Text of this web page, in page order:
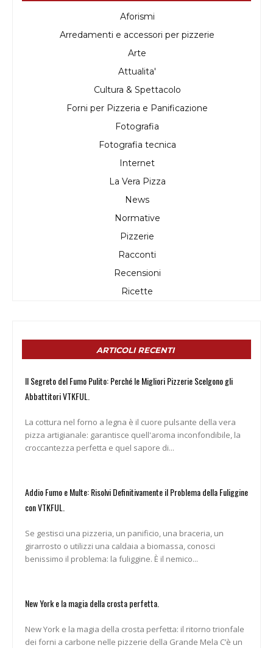
Aforismi
Arredamenti e accessori per pizzerie
Arte
Attualita'
Cultura & Spettacolo
Forni per Pizzeria e Panificazione
Fotografia
Fotografia tecnica
Internet
La Vera Pizza
News
Normative
Pizzerie
Racconti
Recensioni
Ricette
ARTICOLI RECENTI
Il Segreto del Fumo Pulito: Perché le Migliori Pizzerie Scelgono gli
Abbattitori VTKFUL.
La cottura nel forno a legna è il cuore pulsante della vera
pizza artigianale: garantisce quell'aroma inconfondibile, la
croccantezza perfetta e quel sapore di...
Addio Fumo e Multe: Risolvi Definitivamente il Problema della Fuliggine
con VTKFUL.
Se gestisci una pizzeria, un panificio, una braceria, un
girarrosto o utilizzi una caldaia a biomassa, conosci
benissimo il problema: la fuliggine. È il nemico...
New York e la magia della crosta perfetta.
New York e la magia della crosta perfetta: il ritorno trionfale
dei forni a carbone nelle pizzerie della Grande Mela C’è un